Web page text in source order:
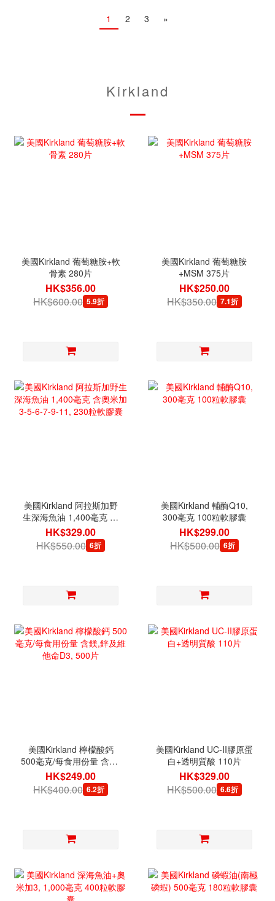
1 2 3 »
Kirkland
美國Kirkland 葡萄糖胺+軟
骨素 280片
HK$356.00
HK$600.00 5.9折
美國Kirkland 葡萄糖胺
+MSM 375片
HK$250.00
HK$350.00 7.1折
美國Kirkland 阿拉斯加野
生深海魚油 1,400毫克 含
奧米加3-5-6-7-9-11, 230
粒軟膠囊
HK$329.00
HK$550.00 6折
美國Kirkland 輔酶Q10,
300亳克 100粒軟膠囊
HK$299.00
HK$500.00 6折
美國Kirkland 檸檬酸鈣
500毫克/每食用份量 含鎂,
鋅及維他命D3, 500片
HK$249.00
HK$400.00 6.2折
美國Kirkland UC-II膠原蛋
白+透明質酸 110片
HK$329.00
HK$500.00 6.6折